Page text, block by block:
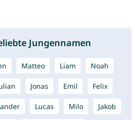
Jungennamen
Matteo Liam Noah
Jonas Emil Felix
Lucas Milo Jakob